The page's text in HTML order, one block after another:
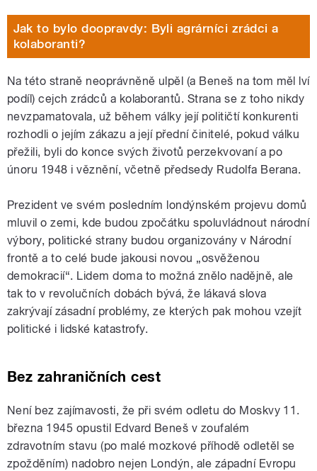
Jak to bylo doopravdy: Byli agrárníci zrádci a
kolaboranti?
Na této straně neoprávněně ulpěl (a Beneš na tom měl lví
podíl) cejch zrádců a kolaborantů. Strana se z toho nikdy
nevzpamatovala, už během války její političtí konkurenti
rozhodli o jejím zákazu a její přední činitelé, pokud válku
přežili, byli do konce svých životů perzekvovaní a po
únoru 1948 i věznění, včetně předsedy Rudolfa Berana.
Prezident ve svém posledním londýnském projevu domů
mluvil o zemi, kde budou zpočátku spoluvládnout národní
výbory, politické strany budou organizovány v Národní
frontě a to celé bude jakousi novou „osvěženou
demokracií“. Lidem doma to možná znělo nadějně, ale
tak to v revolučních dobách bývá, že lákavá slova
zakrývají zásadní problémy, ze kterých pak mohou vzejít
politické i lidské katastrofy.
Bez zahraničních cest
Není bez zajímavosti, že při svém odletu do Moskvy 11.
března 1945 opustil Edvard Beneš v zoufalém
zdravotním stavu (po malé mozkové příhodě odletěl se
zpožděním) nadobro nejen Londýn, ale západní Evropu